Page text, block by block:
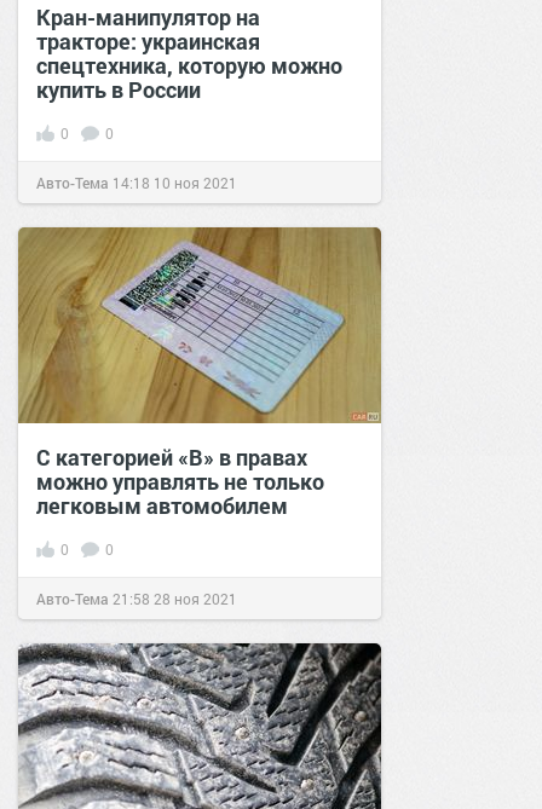
Кран-манипулятор на
тракторе: украинская
спецтехника, которую можно
купить в России
0 0
Авто-Тема 14:18 10 ноя 2021
С категорией «В» в правах
можно управлять не только
легковым автомобилем
0 0
Авто-Тема 21:58 28 ноя 2021